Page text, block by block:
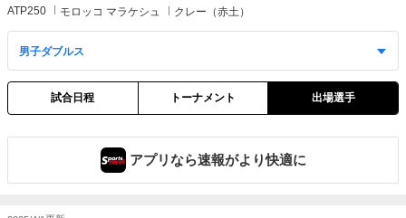
ATP250 モロッコ マラケシュ クレー（赤土）
試合日程 トーナメント 出場選手
アプリなら速報がより快適に